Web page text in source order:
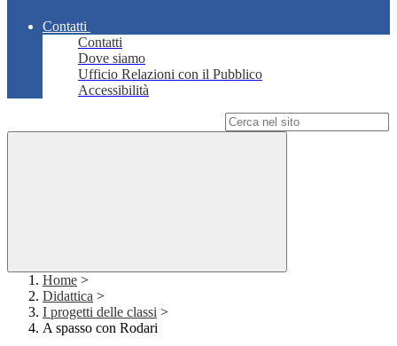
Contatti
Contatti
Dove siamo
Ufficio Relazioni con il Pubblico
Accessibilità
Home >
Didattica >
I progetti delle classi >
A spasso con Rodari